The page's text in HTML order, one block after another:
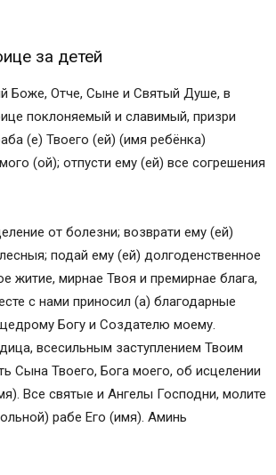
за детей
Боже, Отче, Сыне и Святый Душе, в
поклоняемый и славимый, призри
(е) Твоего (ей) (имя ребёнка)
(ой); отпусти ему (ей) все согрешения
от болезни; возврати ему (ей)
подай ему (ей) долгоденственное
житие, мирнае Твоя и премирнае блага,
с нами приносил (а) благодарные
Богу и Создателю моему.
всесильным заступлением Твоим
Сына Твоего, Бога моего, об исцелении
Все святые и Ангелы Господни, молите
рабе Его (имя). Аминь